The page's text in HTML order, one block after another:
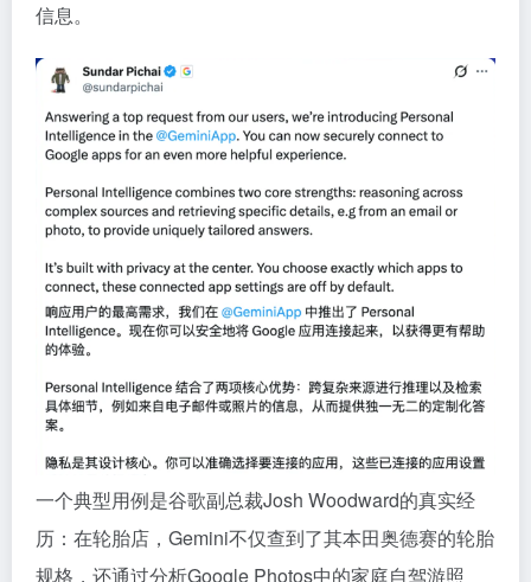
信息。
一个典型用例是谷歌副总裁Josh Woodward的真实经
历：在轮胎店，Gemini不仅查到了其本田奥德赛的轮胎
规格，还通过分析Google Photos中的家庭自驾游照